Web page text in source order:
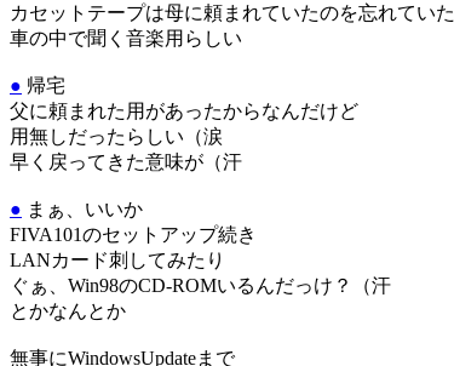
カセットテープは母に頼まれていたのを忘れていた
車の中で聞く音楽用らしい
● 帰宅
父に頼まれた用があったからなんだけど
用無しだったらしい（涙
早く戻ってきた意味が（汗
● まぁ、いいか
FIVA101のセットアップ続き
LANカード刺してみたり
ぐぁ、Win98のCD-ROMいるんだっけ？（汗
とかなんとか
無事にWindowsUpdateまで